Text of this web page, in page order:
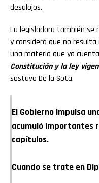
desalojos.
La legisladora también se
y consideró que no
una materia que ya
Constitución y la ley
sostuvo De la Sota.
El Gobierno impulsa
acumuló importantes
capítulos.
Cuando se trate en